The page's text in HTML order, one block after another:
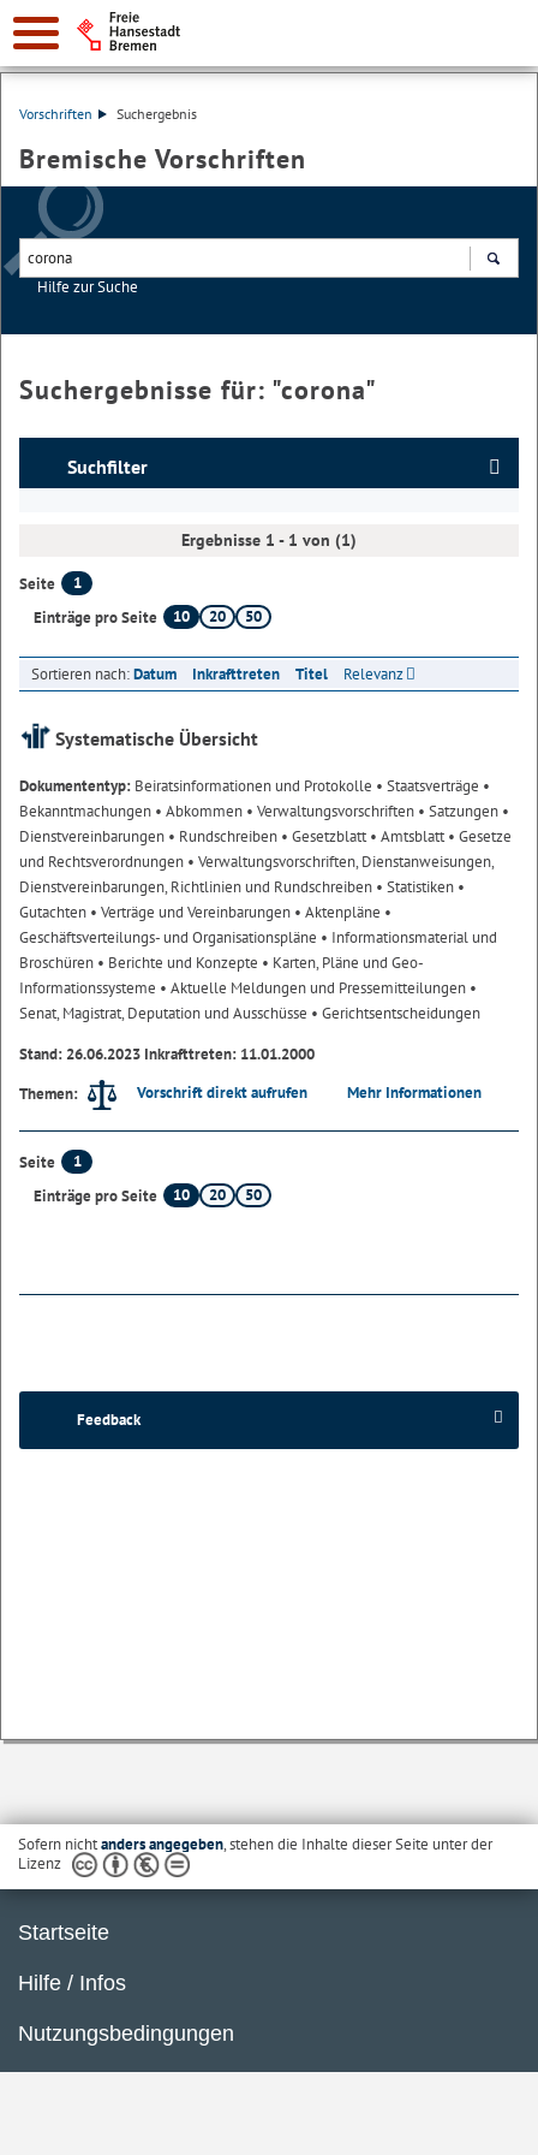
Vorschriften Suchergebnis
Bremische Vorschriften
Hilfe zur Suche
Suchergebnisse für: "corona"
Suchfilter
Ergebnisse 1 - 1 von (1)
Seite
1
Einträge pro Seite
10 20 50
Sortieren nach:Datum Inkrafttreten Titel Relevanz
Systematische Übersicht
Dokumententyp: Beiratsinformationen und Protokolle • Staatsverträge •
Bekanntmachungen • Abkommen • Verwaltungsvorschriften • Satzungen •
Dienstvereinbarungen • Rundschreiben • Gesetzblatt• Amtsblatt• Gesetze
und Rechtsverordnungen • Verwaltungsvorschriften, Dienstanweisungen,
Dienstvereinbarungen, Richtlinien und Rundschreiben • Statistiken •
Gutachten • Verträge und Vereinbarungen • Aktenpläne •
Geschäftsverteilungs- und Organisationspläne • Informationsmaterial und
Broschüren • Berichte und Konzepte • Karten, Pläne und Geo-
Informationssysteme • Aktuelle Meldungen und Pressemitteilungen •
Senat, Magistrat, Deputation und Ausschüsse • Gerichtsentscheidungen
Stand: 26.06.2023 Inkrafttreten: 11.01.2000
Themen:
Vorschrift direkt aufrufen Mehr Informationen
Seite
1
Einträge pro Seite
10 20 50
Feedback
Sofern nichtanders angegeben, stehen die Inhalte dieser Seite unter der
Lizenz
Startseite
Hilfe / Infos
Nutzungsbedingungen